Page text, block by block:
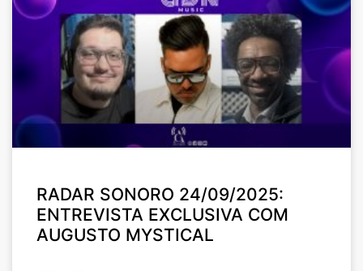
RADAR SONORO 24/09/2025:
ENTREVISTA EXCLUSIVA COM
AUGUSTO MYSTICAL